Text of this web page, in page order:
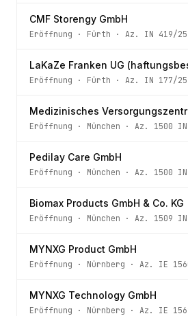
CMF Storengy GmbH
Eröffnung · Fürth · Az. IN 419/25
Eröffnung · Fürth · Az. IN 177/25
Eröffnung · München · Az. 1500
Pedilay Care GmbH
Eröffnung · München · Az. 1500
Biomax Products GmbH & Co. KG
Eröffnung · München · Az. 1509
MYNXG Product GmbH
Eröffnung · Nürnberg · Az. IE
MYNXG Technology GmbH
Eröffnung · Nürnberg · Az. IE